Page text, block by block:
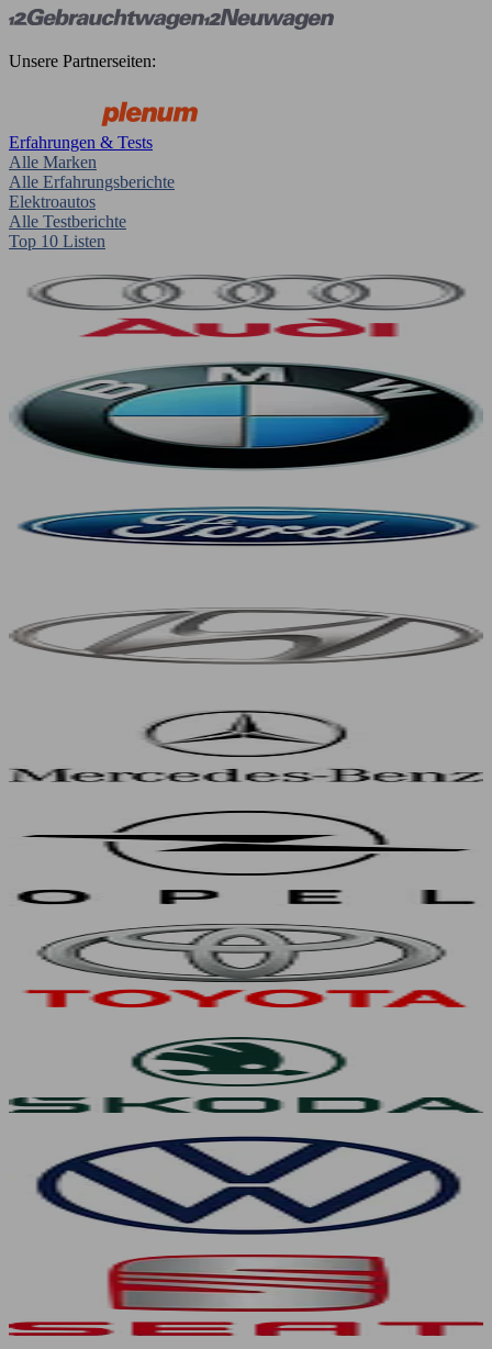
Unsere Partnerseiten:
Erfahrungen & Tests
Alle Marken
Alle Erfahrungsberichte
Elektroautos
Alle Testberichte
Top 10 Listen